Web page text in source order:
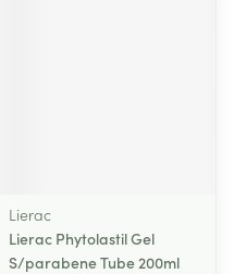
Lierac
Lierac Phytolastil Gel
S/parabene Tube 200ml